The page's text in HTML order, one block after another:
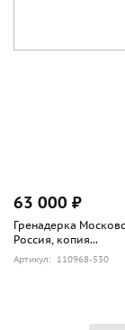
63 000 ₽
Гренадерка
Россия, копия...
Артикул: 110968-530